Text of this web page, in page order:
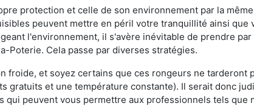
protection et celle de son environnement par la
peuvent mettre en péril votre tranquillité ainsi que
l'environnement, il s'avère inévitable de prendre
Poterie. Cela passe par diverses stratégies.
froide, et soyez certains que ces rongeurs ne tarderont
gratuits et une température constante). Il serait donc
qui peuvent vous permettre aux professionnels tels que